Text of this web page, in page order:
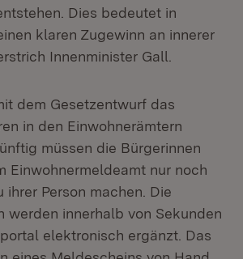
Dies bedeutet in
klaren Zugewinn an innerer
Innenminister Gall.
dem Gesetzentwurf das
in den Einwohnerämtern
müssen die Bürgerinnen
Einwohnermeldeamt nur noch
ihrer Person machen. Die
werden innerhalb von Sekunden
elektronisch ergänzt. Das